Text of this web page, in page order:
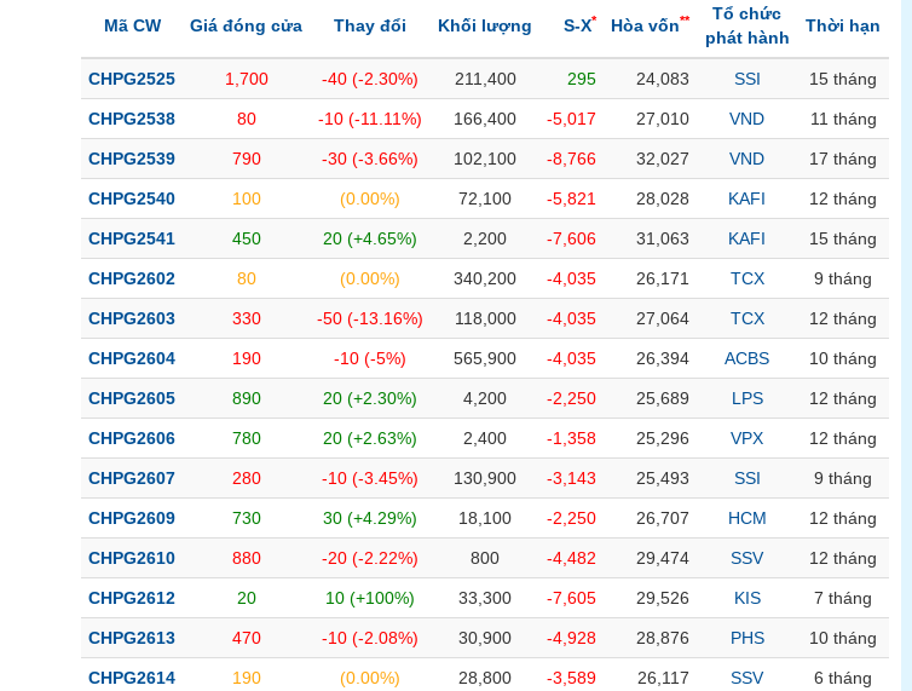
Mã CW Giá đóng cửa Thay đổi Khối lượng S-X* Hòa vốn**
Tổ chức
phát hành
Thời hạn
CHPG2525 1,700 -40 (-2.30%) 211,400 295 24,083 SSI 15 tháng
CHPG2538 80 -10 (-11.11%) 166,400 -5,017 27,010 VND 11 tháng
CHPG2539 790 -30 (-3.66%) 102,100 -8,766 32,027 VND 17 tháng
CHPG2540 100 (0.00%) 72,100 -5,821 28,028 KAFI 12 tháng
CHPG2541 450 20 (+4.65%) 2,200 -7,606 31,063 KAFI 15 tháng
CHPG2602 80 (0.00%) 340,200 -4,035 26,171 TCX 9 tháng
CHPG2603 330 -50 (-13.16%) 118,000 -4,035 27,064 TCX 12 tháng
CHPG2604 190 -10 (-5%) 565,900 -4,035 26,394 ACBS 10 tháng
CHPG2605 890 20 (+2.30%) 4,200 -2,250 25,689 LPS 12 tháng
CHPG2606 780 20 (+2.63%) 2,400 -1,358 25,296 VPX 12 tháng
CHPG2607 280 -10 (-3.45%) 130,900 -3,143 25,493 SSI 9 tháng
CHPG2609 730 30 (+4.29%) 18,100 -2,250 26,707 HCM 12 tháng
CHPG2610 880 -20 (-2.22%) 800 -4,482 29,474 SSV 12 tháng
CHPG2612 20 10 (+100%) 33,300 -7,605 29,526 KIS 7 tháng
CHPG2613 470 -10 (-2.08%) 30,900 -4,928 28,876 PHS 10 tháng
CHPG2614 190 (0.00%) 28,800 -3,589 26,117 SSV 6 tháng
Mã chứng khoán(-)
Cổ phiếu Chỉ số Chứng chỉ quỹ Chứng quyền Hợp đồng tương lai Trái phiếu
Lãnh đạo(-)
Người nội bộ Người liên quan Cổ đông lớn
Tin tức(-)
Bài viết của tác giả (-)
Báo cáo phân tích (-)
Thuật ngữ(-)
Dịch vụ(-)
Đào tạo
Sách tài chính